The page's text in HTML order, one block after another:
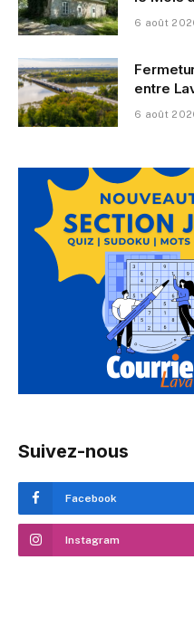
6 août
entre
6 août
Suivez-nous
Facebook
Instagram